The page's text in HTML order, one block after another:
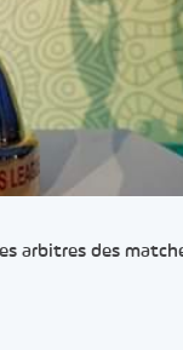
arbitres des